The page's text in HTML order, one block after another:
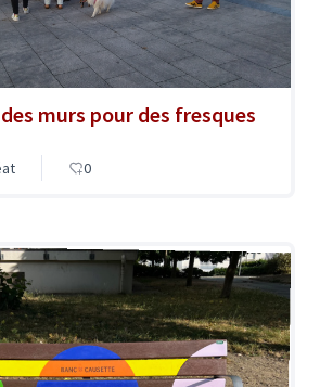
murs pour des fresques
0